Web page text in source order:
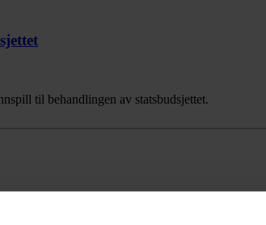
til behandlingen av statsbudsjettet.